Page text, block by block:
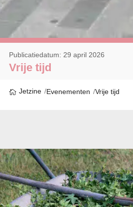
Vrije tijd
Publicatiedatum: 29 april 2026
Jetzine Evenementen Vrije tijd